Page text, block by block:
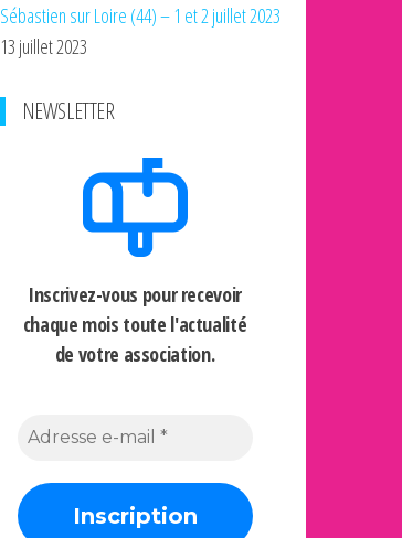
Sébastien sur Loire (44) – 1 et 2 juillet 2023
13 juillet 2023
NEWSLETTER
Inscrivez-vous pour recevoir
chaque mois toute l'actualité
de votre association.